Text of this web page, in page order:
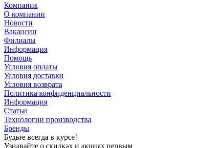
Компания
О компании
Новости
Вакансии
Филиалы
Информация
Помощь
Условия оплаты
Условия доставки
Условия возврата
Политика конфиденциальности
Информация
Статьи
Технологии производства
Бренды
Будьте всегда в курсе!
Узнавайте о скидках и акциях первым